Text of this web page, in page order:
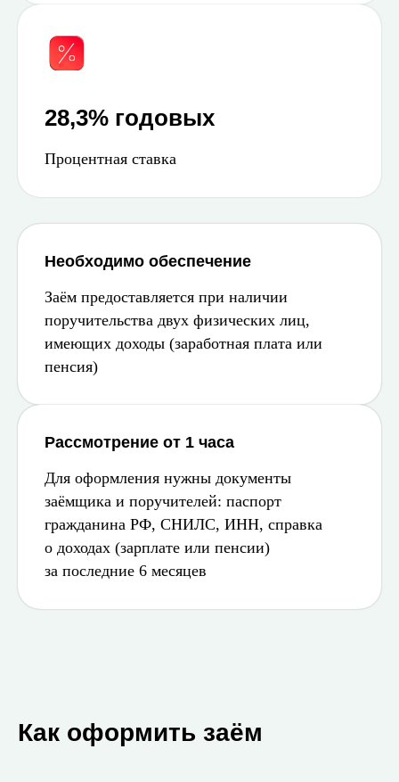
28,3% годовых
Процентная ставка
Необходимо обеспечение
Заём предоставляется при наличии
поручительства двух физических лиц,
имеющих доходы (заработная плата или
пенсия)
Рассмотрение от 1 часа
Для оформления нужны документы
заёмщика и поручителей: паспорт
гражданина РФ, СНИЛС, ИНН, справка
о доходах (зарплате или пенсии)
за последние 6 месяцев
Как оформить заём